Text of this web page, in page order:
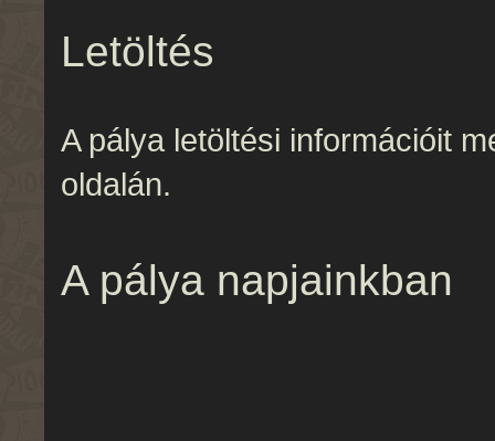
Letöltés
A pálya letöltési információit
oldalán.
A pálya napjainkban